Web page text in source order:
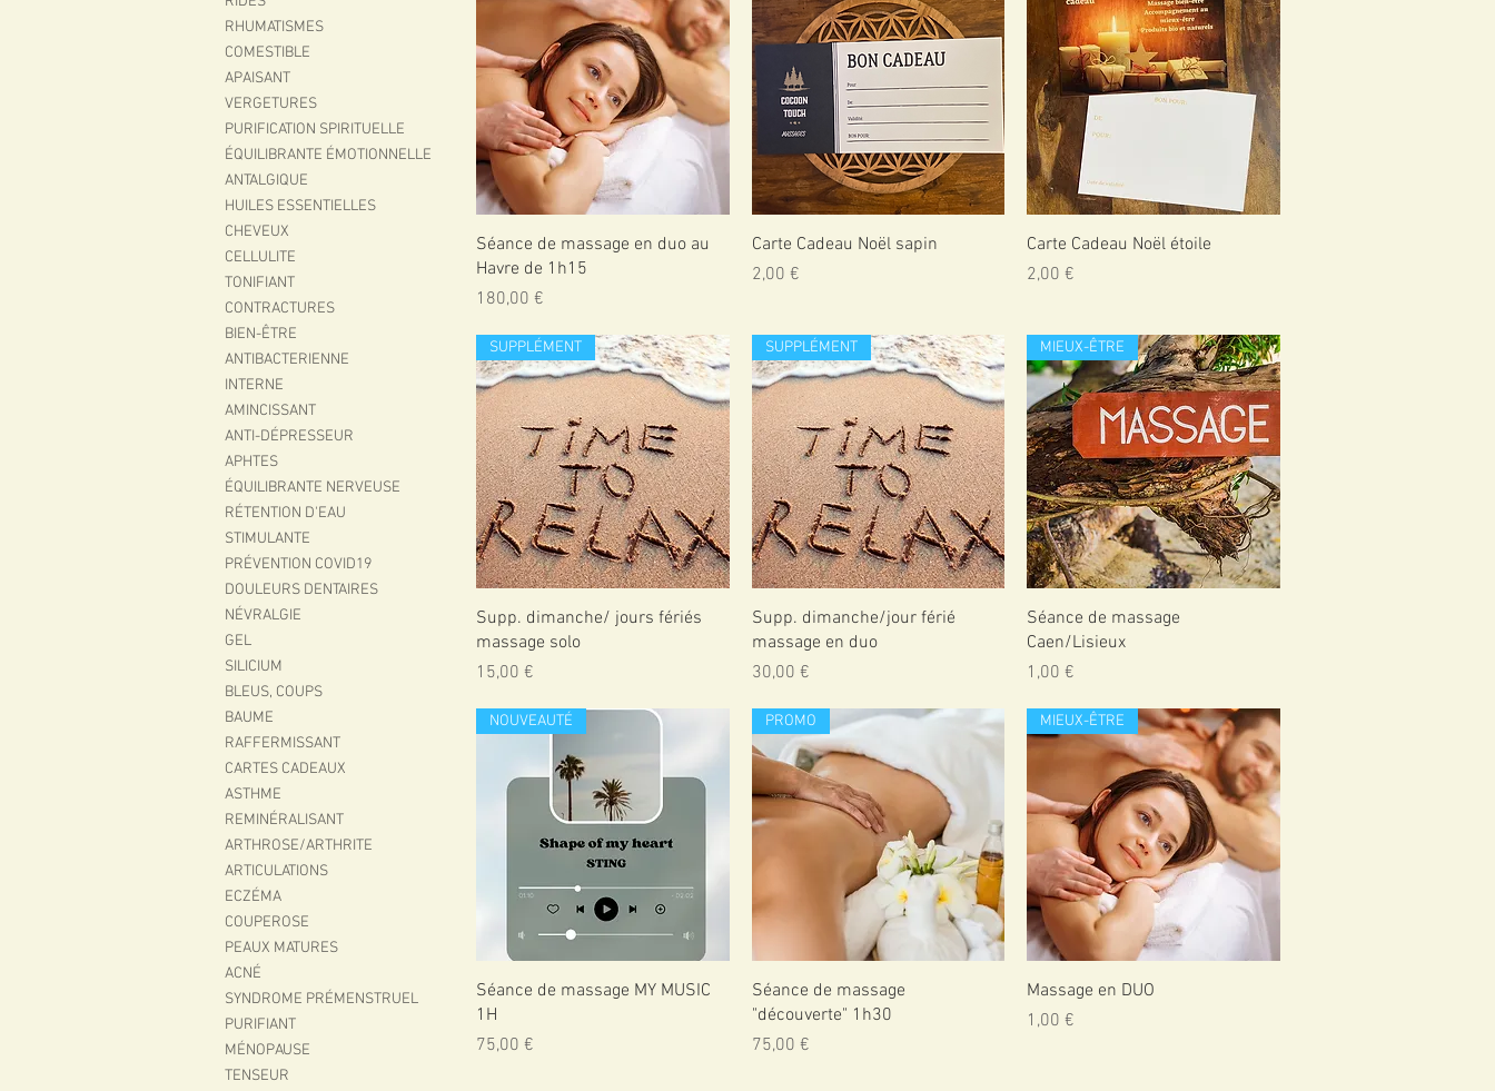
RHUMATISMES
COMESTIBLE
APAISANT
VERGETURES
PURIFICATION SPIRITUELLE
ÉQUILIBRANTE ÉMOTIONNELLE
ANTALGIQUE
HUILES ESSENTIELLES
CHEVEUX
CELLULITE
TONIFIANT
CONTRACTURES
BIEN-ÊTRE
ANTIBACTERIENNE
INTERNE
AMINCISSANT
ANTI-DÉPRESSEUR
APHTES
ÉQUILIBRANTE NERVEUSE
RÉTENTION D'EAU
STIMULANTE
PRÉVENTION COVID19
DOULEURS DENTAIRES
NÉVRALGIE
GEL
SILICIUM
BLEUS, COUPS
BAUME
RAFFERMISSANT
CARTES CADEAUX
ASTHME
REMINÉRALISANT
ARTHROSE/ARTHRITE
ARTICULATIONS
ECZÉMA
COUPEROSE
PEAUX MATURES
ACNÉ
SYNDROME PRÉMENSTRUEL
PURIFIANT
MÉNOPAUSE
TENSEUR
Aperçu rapide
Séance de massage en duo au
Havre de 1h15
Prix
180,00 €
Aperçu rapide
Carte Cadeau Noël sapin
Prix
2,00 €
Aperçu rapide
Carte Cadeau Noël étoile
Prix
2,00 €
Aperçu rapide
SUPPLÉMENT
Supp. dimanche/ jours fériés
massage solo
Prix
15,00 €
Aperçu rapide
SUPPLÉMENT
Supp. dimanche/jour férié
massage en duo
Prix
30,00 €
Aperçu rapide
MIEUX-ÊTRE
Séance de massage
Caen/Lisieux
Prix
1,00 €
Aperçu rapide
NOUVEAUTÉ
Séance de massage MY MUSIC
1H
Prix
75,00 €
Aperçu rapide
PROMO
Séance de massage
"découverte" 1h30
Prix
75,00 €
Aperçu rapide
MIEUX-ÊTRE
Massage en DUO
Prix
1,00 €